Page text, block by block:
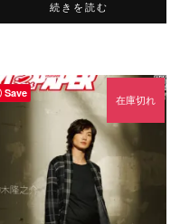
続きを読む
Save
在庫切れ